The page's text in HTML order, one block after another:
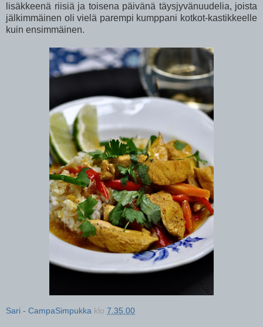
lisäkkeenä riisiä ja toisena päivänä täysjyvänuudelia, joista
jälkimmäinen oli vielä parempi kumppani kotkot-kastikkeelle
kuin ensimmäinen.
Sari - CampaSimpukka klo 7.35.00